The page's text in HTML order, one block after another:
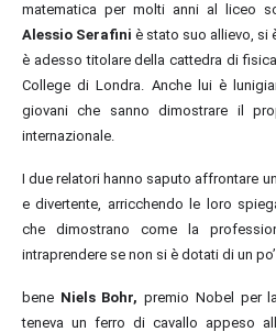
matematica per molti anni al liceo
Alessio Serafini è stato suo allievo, si
è adessotitolare della cattedra di
College di Londra. Anche lui è
giovani che sanno dimostrare il
internazionale.
I due relatori hanno saputo affrontare
e divertente, arricchendo le loro
che dimostrano come la
intraprendere se non si è dotati di un
bene Niels Bohr, premio Nobel per
teneva un ferro di cavallo appeso